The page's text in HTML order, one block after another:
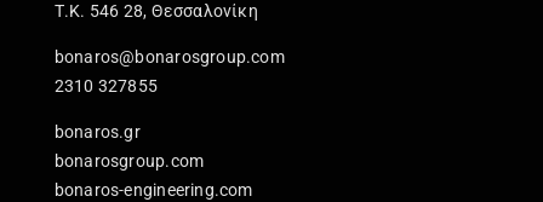
Τ.Κ. 546 28, Θεσσαλονίκη
bonaros@bonarosgroup.com
2310 327855
bonaros.gr
bonarosgroup.com
bonaros-engineering.com